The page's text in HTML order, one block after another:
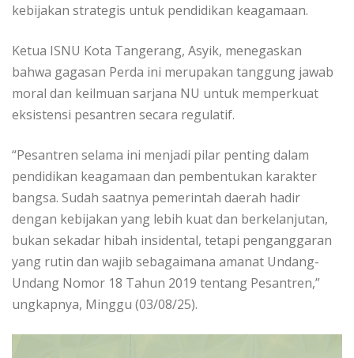
kebijakan strategis untuk pendidikan keagamaan.
Ketua ISNU Kota Tangerang, Asyik, menegaskan
bahwa gagasan Perda ini merupakan tanggung jawab
moral dan keilmuan sarjana NU untuk memperkuat
eksistensi pesantren secara regulatif.
“Pesantren selama ini menjadi pilar penting dalam
pendidikan keagamaan dan pembentukan karakter
bangsa. Sudah saatnya pemerintah daerah hadir
dengan kebijakan yang lebih kuat dan berkelanjutan,
bukan sekadar hibah insidental, tetapi penganggaran
yang rutin dan wajib sebagaimana amanat Undang-
Undang Nomor 18 Tahun 2019 tentang Pesantren,”
ungkapnya, Minggu (03/08/25).